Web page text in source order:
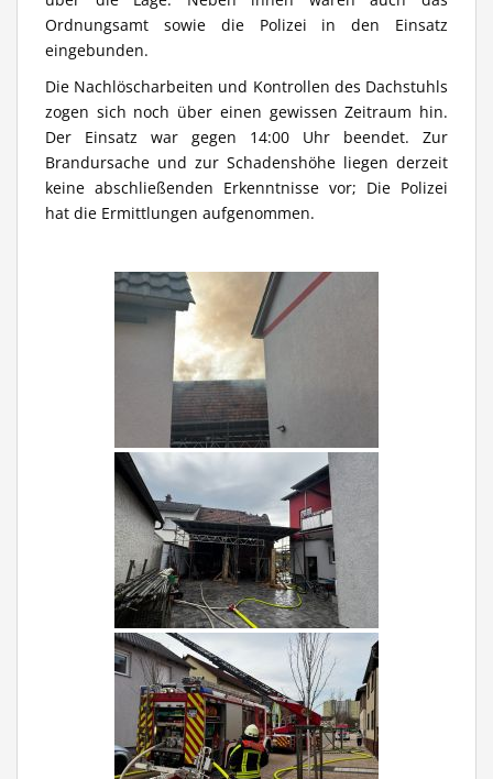
Ordnungsamt sowie die Polizei in den Einsatz
eingebunden.
Die Nachlöscharbeiten und Kontrollen des Dachstuhls
zogen sich noch über einen gewissen Zeitraum hin.
Der Einsatz war gegen 14:00 Uhr beendet. Zur
Brandursache und zur Schadenshöhe liegen derzeit
keine abschließenden Erkenntnisse vor; Die Polizei
hat die Ermittlungen aufgenommen.